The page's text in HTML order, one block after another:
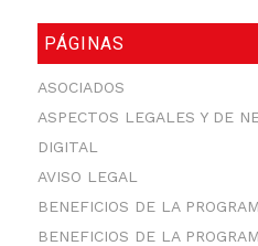
PÁGINAS
ASOCIADOS
ASPECTOS LEGALES Y DE
DIGITAL
AVISO LEGAL
BENEFICIOS DE LA
BENEFICIOS DE LA